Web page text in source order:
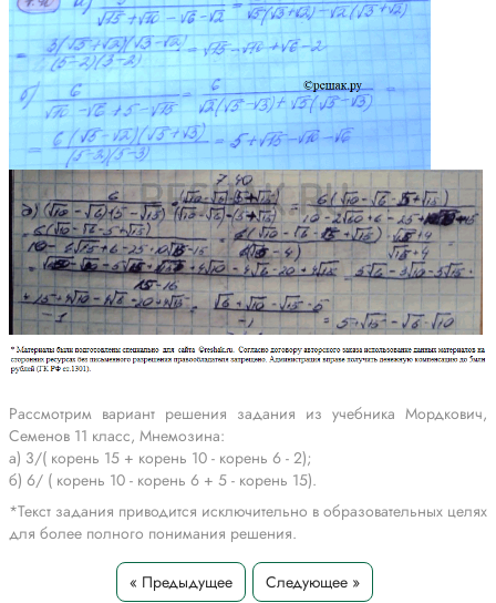
Рассмотрим вариант решения задания из учебника Мордкович,
Семенов 11 класс, Мнемозина:
а) 3/( корень 15 + корень 10 - корень 6 - 2);
б) 6/ ( корень 10 - корень 6 + 5 - корень 15).
*Текст задания приводится исключительно в образовательных целях
для более полного понимания решения.
« Предыдущее Следующее »